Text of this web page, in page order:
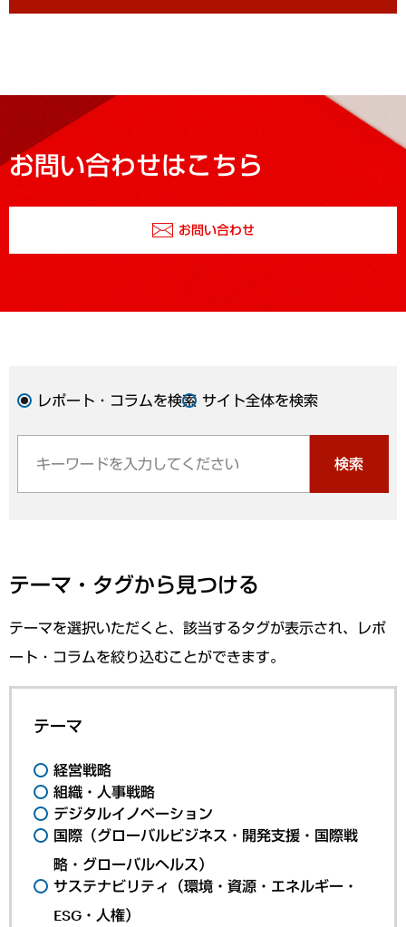
お問い合わせはこちら
お問い合わせ
レポート・コラムを検索 サイト全体を検索
検索
テーマ・タグから見つける
テーマを選択いただくと、該当するタグが表示され、レポ
ート・コラムを絞り込むことができます。
テーマ
経営戦略
組織・人事戦略
デジタルイノベーション
国際（グローバルビジネス・開発支援・国際戦
略・グローバルヘルス）
サステナビリティ（環境・資源・エネルギー・
ESG・人権）